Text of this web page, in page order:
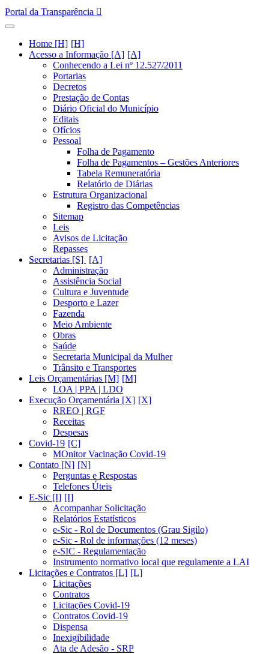
Portal da Transparência
Home [H]
Acesso a Informação [A]
Conhecendo a Lei nº 12.527/2011
Portarias
Decretos
Prestação de Contas
Diário Oficial do Município
Editais
Ofícios
Pessoal
Folha de Pagamento
Folha de Pagamentos – Gestões Anteriores
Tabela Remuneratória
Relatório de Diárias
Estrutura Organizacional
Registro das Competências
Sitemap
Leis
Avisos de Licitação
Repasses
Secretarias [S]
Administração
Assistência Social
Cultura e Juventude
Desporto e Lazer
Fazenda
Meio Ambiente
Obras
Saúde
Secretaria Municipal da Mulher
Trânsito e Transportes
Leis Orçamentárias [M]
LOA | PPA | LDO
Execução Orçamentária [X]
RREO | RGF
Receitas
Despesas
Covid-19
MOnitor Vacinação Covid-19
Contato [N]
Perguntas e Respostas
Telefones Úteis
E-Sic [I]
Acompanhar Solicitação
Relatórios Estatísticos
e-Sic - Rol de Documentos (Grau Sigilo)
e-Sic - Rol de informações (12 meses)
e-SIC - Regulamentação
Instrumento normativo local que regulamente a LAI
Licitações e Contratos [L]
Licitações
Contratos
Licitações Covid-19
Contratos Covid-19
Dispensa
Inexigibilidade
Ata de Adesão - SRP